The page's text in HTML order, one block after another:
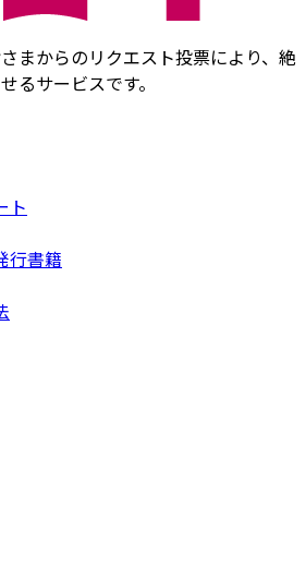
まからのリクエスト投票により、絶
るサービスです。
ト
行書籍